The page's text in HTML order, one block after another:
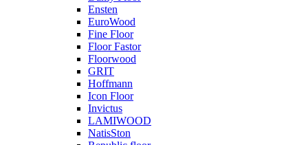
Ensten
EuroWood
Fine Floor
Floor Fastor
Floorwood
GRIT
Hoffmann
Icon Floor
Invictus
LAMIWOOD
NatisSton